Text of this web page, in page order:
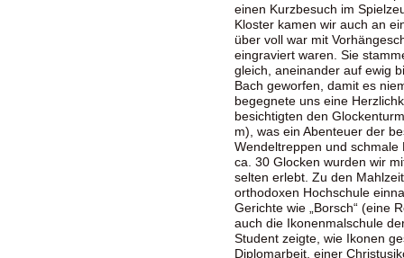
einen Kurzbesuch im
Kloster kamen wir auch an
über voll war mit
eingraviert waren. Sie
gleich, aneinander auf ewig
Bach geworfen, damit es
begegnete uns eine
besichtigten den
m), was ein Abenteuer der
Wendeltreppen und
ca. 30 Glocken wurden wir
selten erlebt. Zu den
orthodoxen Hochschule
Gerichte wie „Borsch“ (eine
auch die Ikonenmalschule
Student zeigte, wie Ikonen
Diplomarbeit, einer